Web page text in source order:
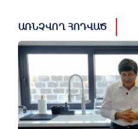
ԱՌՆՉՎՈՂ ՀՈԴՎԱԾ